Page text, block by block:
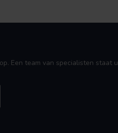
Een team van specialisten staat u